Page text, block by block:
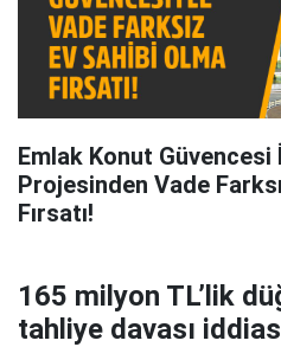
Emlak Konut Güvencesi
Projesinden Vade
Fırsatı!
165 milyon TL’lik
tahliye davası